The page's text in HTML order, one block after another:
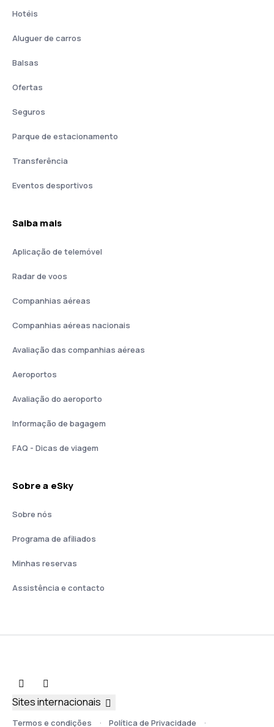
Hotéis
Aluguer de carros
Balsas
Ofertas
Seguros
Parque de estacionamento
Transferência
Eventos desportivos
Saiba mais
Aplicação de telemóvel
Radar de voos
Companhias aéreas
Companhias aéreas nacionais
Avaliação das companhias aéreas
Aeroportos
Avaliação do aeroporto
Informação de bagagem
FAQ - Dicas de viagem
Sobre a eSky
Sobre nós
Programa de afiliados
Minhas reservas
Assistência e contacto
Termos e condições Política de Privacidade
Sites internacionais